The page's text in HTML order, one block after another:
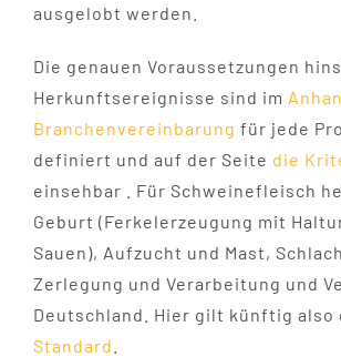
ausgelobt werden.
Die genauen Voraussetzungen
Herkunftsereignisse sind im
Branchenvereinbarung für jede
definiert und auf der Seite die
einsehbar . Für Schweinefleisch
Geburt (Ferkelerzeugung mit
Sauen), Aufzucht und Mast,
Zerlegung und Verarbeitung und
Deutschland. Hier gilt künftig also
Standard